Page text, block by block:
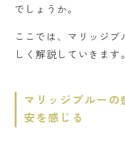
でしょうか。
ここでは、マリッジ
しく解説していきます。
マリッジブルー
安を感じる